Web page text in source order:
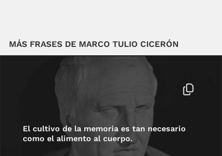
MÁS FRASES DE MARCO TULIO CICERÓN
El cultivo de la memoria es tan necesario
como el alimento al cuerpo.